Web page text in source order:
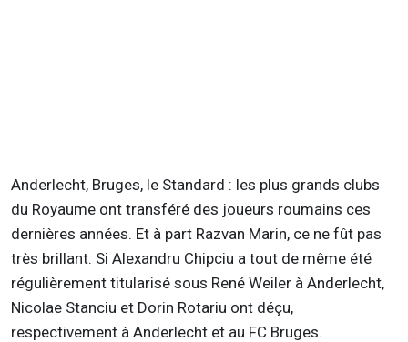
Anderlecht, Bruges, le Standard : les plus grands clubs
du Royaume ont transféré des joueurs roumains ces
dernières années. Et à part Razvan Marin, ce ne fût pas
très brillant. Si Alexandru Chipciu a tout de même été
régulièrement titularisé sous René Weiler à Anderlecht,
Nicolae Stanciu et Dorin Rotariu ont déçu,
respectivement à Anderlecht et au FC Bruges.